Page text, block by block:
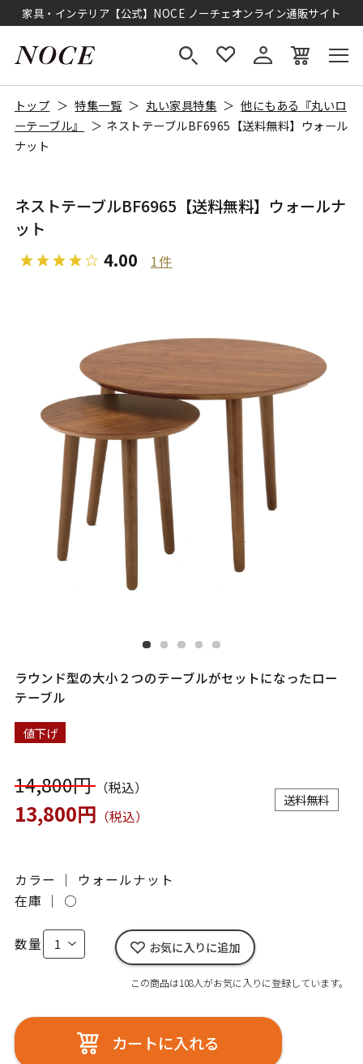
家具・インテリア【公式】NOCE ノーチェオンライン通販サイト
トップ 特集一覧 丸い家具特集
他にもある『丸いロ
ーテーブル』
ネストテーブルBF6965【送料無料】ウォール
ナット
ネストテーブルBF6965【送料無料】ウォールナ
ット
4.00 1件
ラウンド型の大小２つのテーブルがセットになったロー
テーブル
値下げ
14,800円（税込）
13,800円 （税込）
送料無料
カラー ｜ ウォールナット
在庫 ｜ ○
数量 お気に入りに追加
この商品は108人がお気に入りに登録しています。
カートに入れる